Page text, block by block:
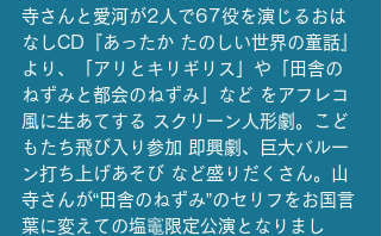
寺さんと愛河が2人で67役を演じるおは
なしCD『あったか たのしい世界の童話』
より、「アリとキリギリス」や「田舎の
ねずみと都会のねずみ」など をアフレコ
風に生あてする スクリーン人形劇。こど
もたち飛び入り参加 即興劇、巨大バルー
ン打ち上げあそび など盛りだくさん。山
寺さんが“田舎のねずみ”のセリフをお国言
葉に変えての塩竈限定公演となりまし